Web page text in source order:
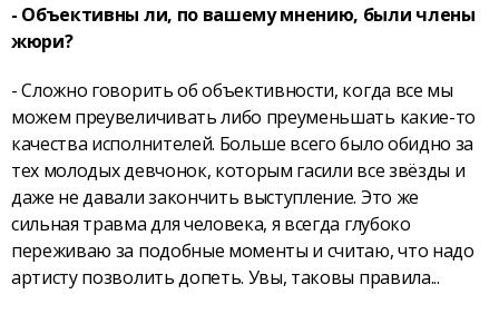
- Объективны ли, по вашему мнению, были члены
жюри?
- Сложно говорить об объективности, когда все мы
можем преувеличивать либо преуменьшать какие-то
качества исполнителей. Больше всего было обидно за
тех молодых девчонок, которым гасили все звёзды и
даже не давали закончить выступление. Это же
сильная травма для человека, я всегда глубоко
переживаю за подобные моменты и считаю, что надо
артисту позволить допеть. Увы, таковы правила...